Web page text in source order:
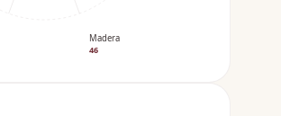
Madera
46